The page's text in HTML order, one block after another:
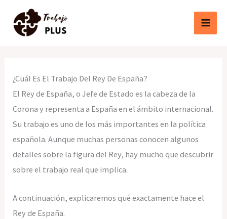
contenido
¿Cuál Es El Trabajo Del Rey De España?
El Rey de España, o Jefe de Estado es la cabeza de la
Corona y representa a España en el ámbito internacional.
Su trabajo es uno de los más importantes en la política
española. Aunque muchas personas conocen algunos
detalles sobre la figura del Rey, hay mucho que descubrir
sobre el trabajo real que implica.
A continuación, explicaremos qué exactamente hace el
Rey de España.